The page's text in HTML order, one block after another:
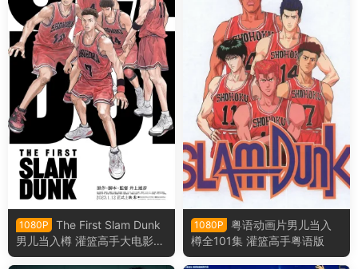
1080P
The First Slam Dunk
男儿当入樽 灌篮高手大电影粤
语版
1080P
粤语动画片男儿当入
樽全101集 灌篮高手粤语版